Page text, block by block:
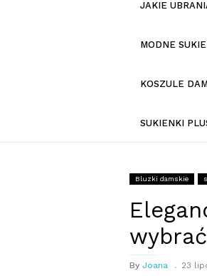
JAKIE
MODNE
KOSZULE
SUKIENKI
Bluzki damskie
By Joana 23